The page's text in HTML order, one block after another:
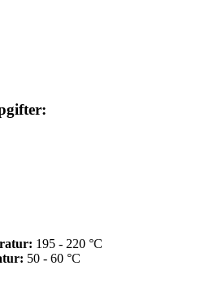
195 - 220 °C
50 - 60 °C